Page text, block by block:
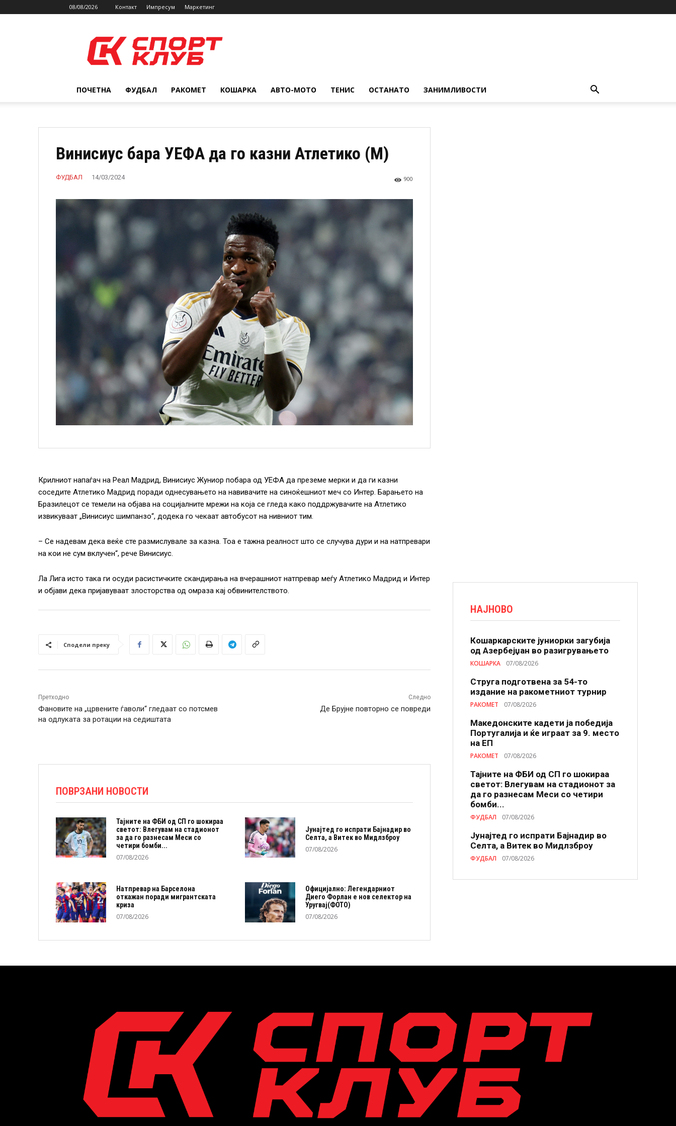
08/08/2026 Контакт Импресум Маркетинг
ПОЧЕТНА ФУДБАЛ РАКОМЕТ КОШАРКА АВТО-МОТО ТЕНИС ОСТАНАТО ЗАНИМЛИВОСТИ
Винисиус бара УЕФА да го казни Атлетико (М)
ФУДБАЛ 14/03/2024 900
Крилниот напаѓач на Реал Мадрид, Винисиус Жуниор побара од УЕФА да преземе мерки и да ги казни
соседите Атлетико Мадрид поради однесувањето на навивачите на синоќешниот меч со Интер. Барањето на
Бразилецот се темели на објава на социјалните мрежи на која се гледа како поддржувачите на Атлетико
извикуваат „Винисиус шимпанзо“, додека го чекаат автобусот на нивниот тим.
– Се надевам дека веќе сте размислувале за казна. Тоа е тажна реалност што се случува дури и на натпревари
на кои не сум вклучен“, рече Винисиус.
Ла Лига исто така ги осуди расистичките скандирања на вчерашниот натпревар меѓу Атлетико Мадрид и Интер
и објави дека пријавуваат злосторства од омраза кај обвинителството.
Сподели преку
Претходно
Фановите на „црвените ѓаволи“ гледаат со потсмев
на одлуката за ротации на седиштата
Следно
Де Брујне повторно се повреди
ПОВРЗАНИ НОВОСТИ
Тајните на ФБИ од СП го шокираа
светот: Влегувам на стадионот
за да го разнесам Меси со
четири бомби...
07/08/2026
Јунајтед го испрати Бајнадир во
Селта, а Витек во Мидлзброу
07/08/2026
Натпревар на Барселона
откажан поради мигрантската
криза
07/08/2026
Официјално: Легендарниот
Диего Форлан е нов селектор на
Уругвај(ФОТО)
07/08/2026
НАЈНОВО
Кошаркарските јуниорки загубија
од Азербејџан во разигрувањето
КОШАРКА 07/08/2026
Струга подготвена за 54-то
издание на ракометниот турнир
РАКОМЕТ 07/08/2026
Македонските кадети ја победија
Португалија и ќе играат за 9. место
на ЕП
РАКОМЕТ 07/08/2026
Тајните на ФБИ од СП го шокираа
светот: Влегувам на стадионот за
да го разнесам Меси со четири
бомби...
ФУДБАЛ 07/08/2026
Јунајтед го испрати Бајнадир во
Селта, а Витек во Мидлзброу
ФУДБАЛ 07/08/2026